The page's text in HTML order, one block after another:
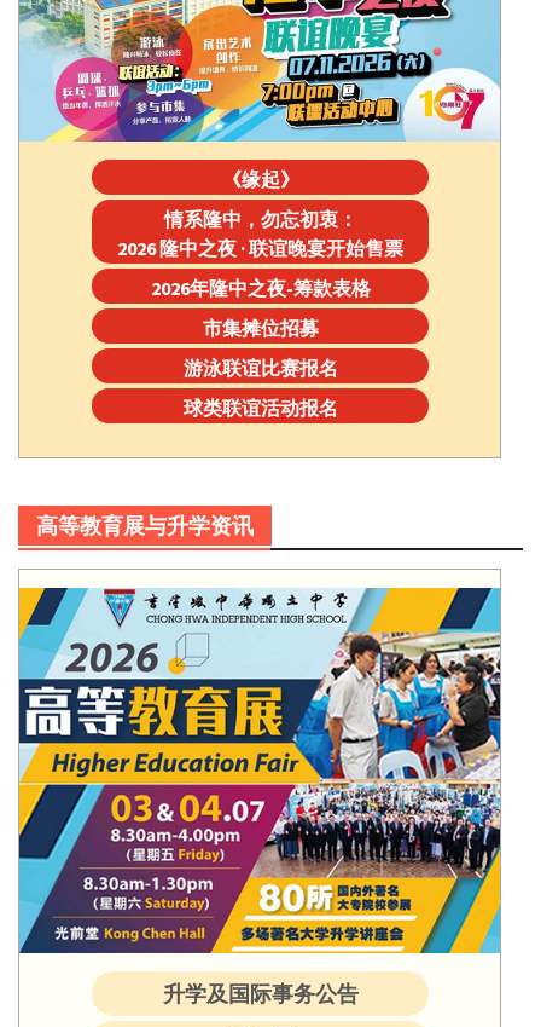
《缘起》
情系隆中，勿忘初衷：
2026 隆中之夜 · 联谊晚宴开始售票
2026年隆中之夜-筹款表格
市集摊位招募
游泳联谊比赛报名
球类联谊活动报名
高等教育展与升学资讯
升学及国际事务公告